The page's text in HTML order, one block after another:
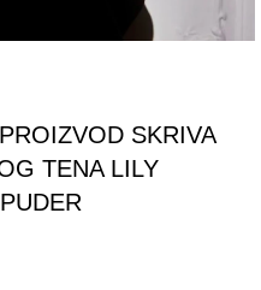
SKRIVA
TENA LILY